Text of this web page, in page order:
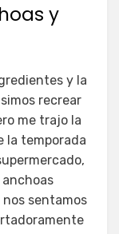
y
y la
recrear
me trajo la
la temporada
sentamos